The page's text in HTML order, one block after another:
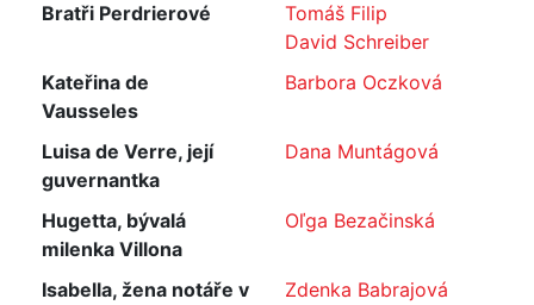
Bratři Perdrierové
Tomáš Filip
David Schreiber
Kateřina de
Vausseles
Barbora Oczková
Luisa de Verre, její
guvernantka
Dana Muntágová
Hugetta, bývalá
milenka Villona
Oľga Bezačinská
Isabella, žena notáře v
Zdenka Babrajová